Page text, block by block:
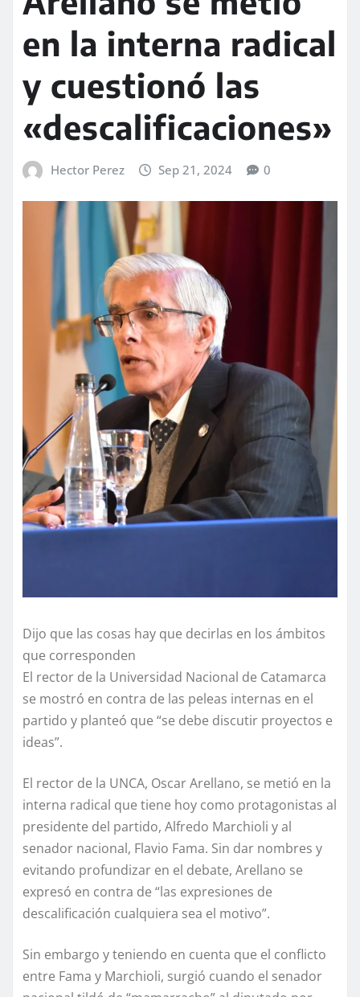
en la interna radical
y cuestionó las
«descalificaciones»
Hector Perez Sep 21, 2024 0
Dijo que las cosas hay que decirlas en los ámbitos
que corresponden
El rector de la Universidad Nacional de Catamarca
se mostró en contra de las peleas internas en el
partido y planteó que “se debe discutir proyectos e
ideas”.
El rector de la UNCA, Oscar Arellano, se metió en la
interna radical que tiene hoy como protagonistas al
presidente del partido, Alfredo Marchioli y al
senador nacional, Flavio Fama. Sin dar nombres y
evitando profundizar en el debate, Arellano se
expresó en contra de “las expresiones de
descalificación cualquiera sea el motivo”.
Sin embargo y teniendo en cuenta que el conflicto
entre Fama y Marchioli, surgió cuando el senador